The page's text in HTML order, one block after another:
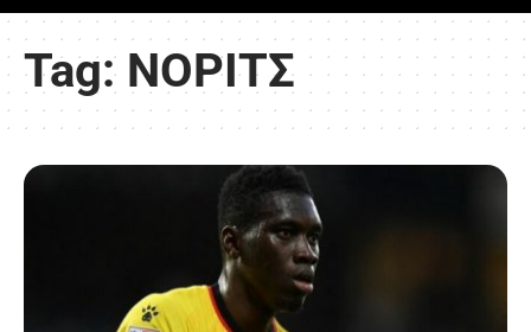
Tag: ΝΟΡΙΤΣ